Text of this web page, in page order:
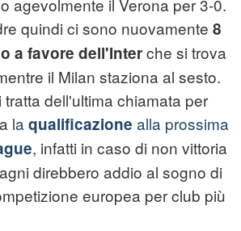
agevolmente il Verona per 3-0.
quindi ci sono nuovamente 8
a favore dell'Interche si trova
il Milan staziona al sesto.
tratta dell'ultima chiamata per
la qualificazione alla prossima
, infatti in caso di non vittoria
direbbero addio al sogno di
europea per club più